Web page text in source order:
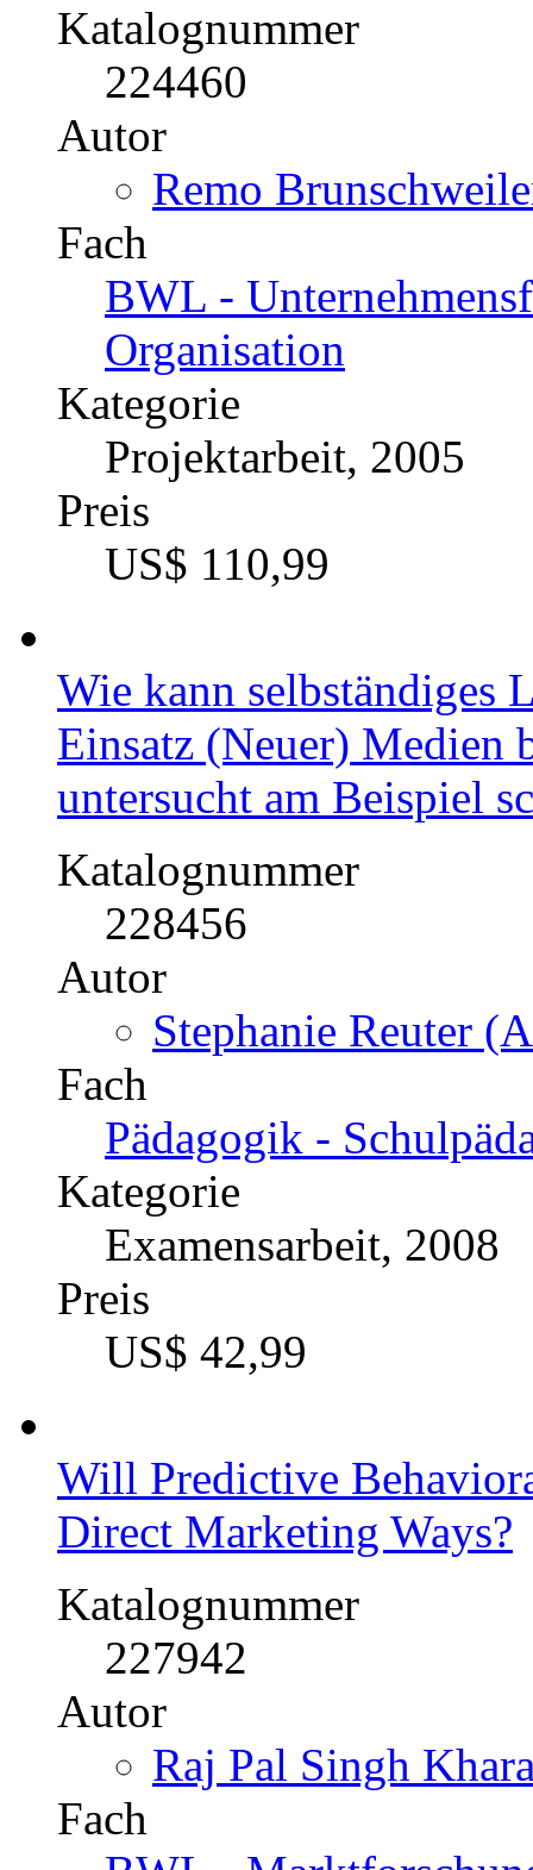
Katalognummer
224460
Autor
Remo
Fach
BWL -
Organisation
Kategorie
Projektarbeit, 2005
Preis
US$ 110,99
Wie kann selbständiges
Einsatz (Neuer) Medien
untersucht am Beispiel
Katalognummer
228456
Autor
Stephanie Reuter
Fach
Pädagogik -
Kategorie
Examensarbeit, 2008
Preis
US$ 42,99
Will Predictive
Direct Marketing Ways?
Katalognummer
227942
Autor
Raj Pal Singh
Fach